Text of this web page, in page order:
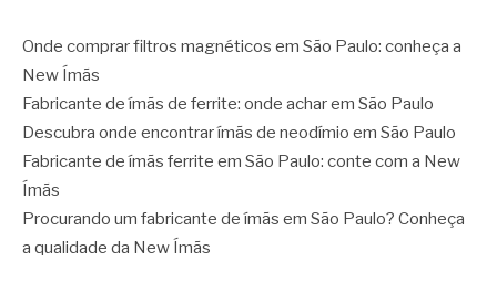
Onde comprar filtros magnéticos em São Paulo: conheça a
New Ímãs
Fabricante de ímãs de ferrite: onde achar em São Paulo
Descubra onde encontrar ímãs de neodímio em São Paulo
Fabricante de ímãs ferrite em São Paulo: conte com a New
Ímãs
Procurando um fabricante de ímãs em São Paulo? Conheça
a qualidade da New Ímãs